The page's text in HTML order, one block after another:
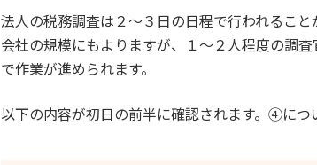
法人の税務調査は２～３日の日程で行われること
会社の規模にもよりますが、１～２人程度の調
で作業が進められます。
以下の内容が初日の前半に確認されます。④につ